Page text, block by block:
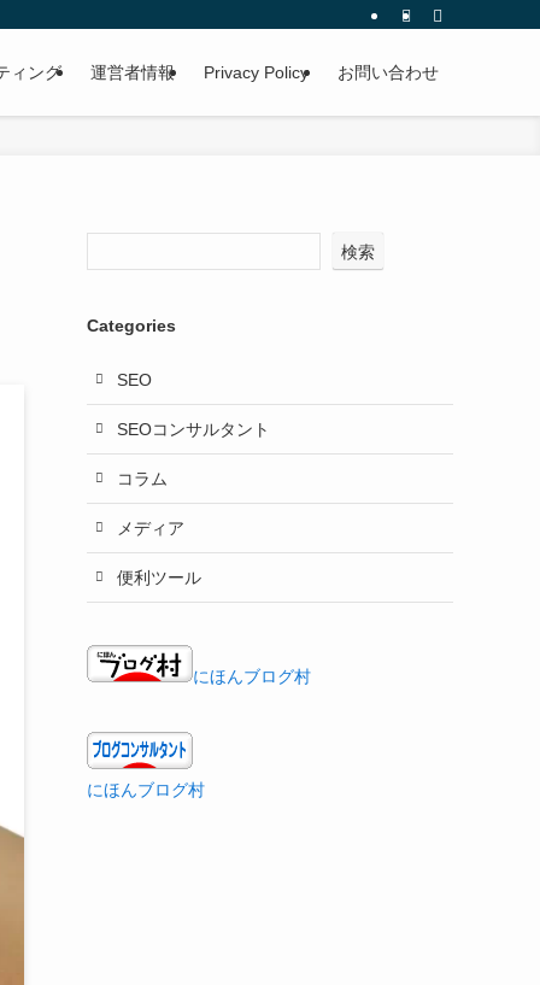
ィング 運営者情報 Privacy Policy お問い合わせ
検索
Categories
SEO
SEOコンサルタント
コラム
メディア
便利ツール
にほんブログ村
にほんブログ村